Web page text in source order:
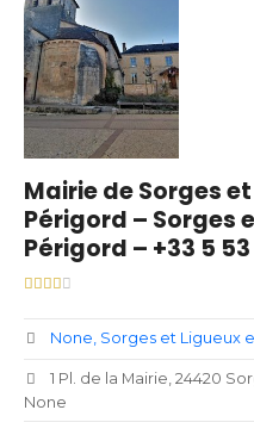
Mairie de Sorges
Périgord – Sorges
Périgord – +33 5
None Sorges et Ligueux
1 Pl. de la Mairie, 24420
None